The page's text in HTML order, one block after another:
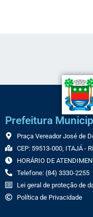
Prefeitura
Praça Vereador José de
CEP: 59513-000, ITAJÁ -
HORÁRIO DE
Telefone: (84) 3330-2255
Lei geral de proteção de
Política de Privacidade